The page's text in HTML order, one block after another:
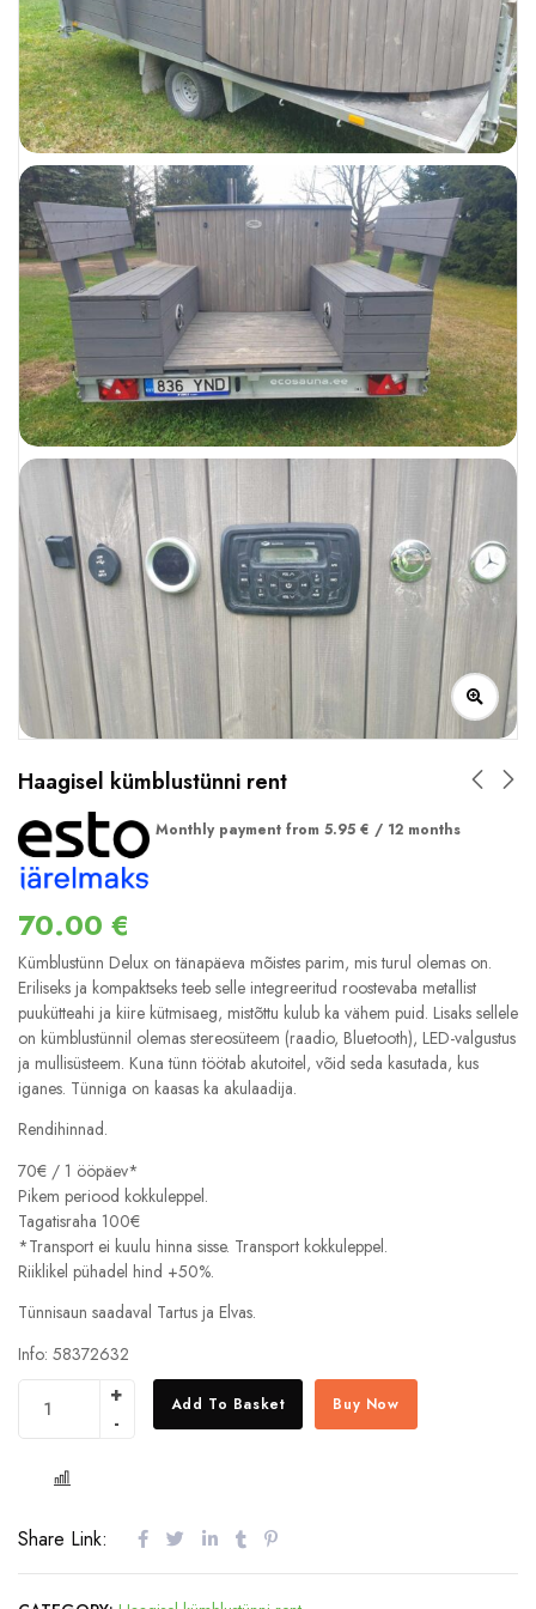
Haagisel kümblustünni rent
Monthly payment from 5.95 € / 12 months
70.00 €
Kümblustünn Delux on tänapäeva mõistes parim, mis turul olemas on.
Eriliseks ja kompaktseks teeb selle integreeritud roostevaba metallist
puukütteahi ja kiire kütmisaeg, mistõttu kulub ka vähem puid. Lisaks sellele
on kümblustünnil olemas stereosüteem (raadio, Bluetooth), LED-valgustus
ja mullisüsteem. Kuna tünn töötab akutoitel, võid seda kasutada, kus
iganes. Tünniga on kaasas ka akulaadija.
Rendihinnad.
70€ / 1 ööpäev*
Pikem periood kokkuleppel.
Tagatisraha 100€
*Transport ei kuulu hinna sisse. Transport kokkuleppel.
Riiklikel pühadel hind +50%.
Tünnisaun saadaval Tartus ja Elvas.
Info: 58372632
Add To Basket Buy Now
Share Link: